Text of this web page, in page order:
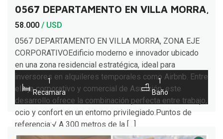
0567 DEPARTAMENTO EN VILLA MORRA,
58.000 / USD
0567 DEPARTAMENTO EN VILLA MORRA, ZONA EJE
CORPORATIVOEdificio moderno e innovador ubicado
en una zona residencial estratégica, ideal para
inversores en alquileres temporales como Airbnb. Entre
el eje corporativo y comercial de Asunción, este
desarrollo ofrece la combinación perfecta entre trabajo,
ocio y confort en un entorno privilegiado.Puntos de
referencia:√ A 300 metros de la […]
1
Recamara
1
Baño